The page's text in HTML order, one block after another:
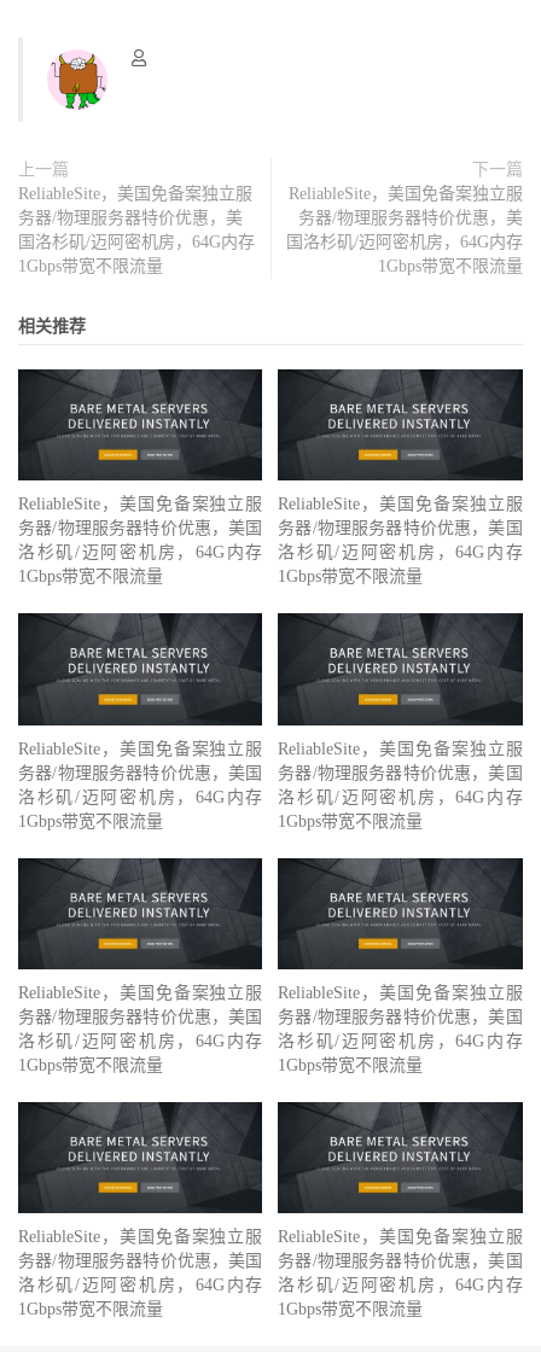
上一篇
ReliableSite，美国免备案独立服
务器/物理服务器特价优惠，美
国洛杉矶/迈阿密机房，64G内存
1Gbps带宽不限流量
下一篇
ReliableSite，美国免备案独立服
务器/物理服务器特价优惠，美
国洛杉矶/迈阿密机房，64G内存
1Gbps带宽不限流量
相关推荐
ReliableSite，美国免备案独立服
务器/物理服务器特价优惠，美国
洛杉矶/迈阿密机房，64G内存
1Gbps带宽不限流量
ReliableSite，美国免备案独立服
务器/物理服务器特价优惠，美国
洛杉矶/迈阿密机房，64G内存
1Gbps带宽不限流量
ReliableSite，美国免备案独立服
务器/物理服务器特价优惠，美国
洛杉矶/迈阿密机房，64G内存
1Gbps带宽不限流量
ReliableSite，美国免备案独立服
务器/物理服务器特价优惠，美国
洛杉矶/迈阿密机房，64G内存
1Gbps带宽不限流量
ReliableSite，美国免备案独立服
务器/物理服务器特价优惠，美国
洛杉矶/迈阿密机房，64G内存
1Gbps带宽不限流量
ReliableSite，美国免备案独立服
务器/物理服务器特价优惠，美国
洛杉矶/迈阿密机房，64G内存
1Gbps带宽不限流量
ReliableSite，美国免备案独立服
务器/物理服务器特价优惠，美国
洛杉矶/迈阿密机房，64G内存
1Gbps带宽不限流量
ReliableSite，美国免备案独立服
务器/物理服务器特价优惠，美国
洛杉矶/迈阿密机房，64G内存
1Gbps带宽不限流量